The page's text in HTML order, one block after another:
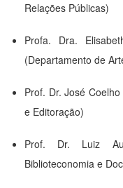
Relações Públicas)
Profa. Dra.
(Departamento de
Prof. Dr. José
e Editoração)
Prof. Dr. Luiz
Biblioteconomia e